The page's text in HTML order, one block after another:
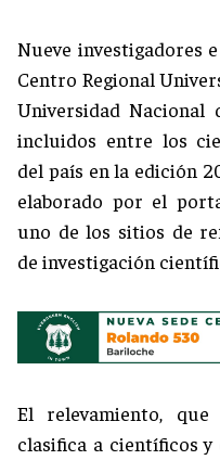
Nueve investigadores
Centro Regional
Universidad Nacional
incluidos entre los
del país en la edición
elaborado por el
uno de los sitios de
de investigación
El relevamiento,
clasifica a científicos